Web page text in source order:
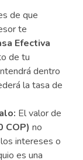
de que
te
Efectiva
de tu
dentro
la tasa de
El valor de
COP) no
intereses o
es una